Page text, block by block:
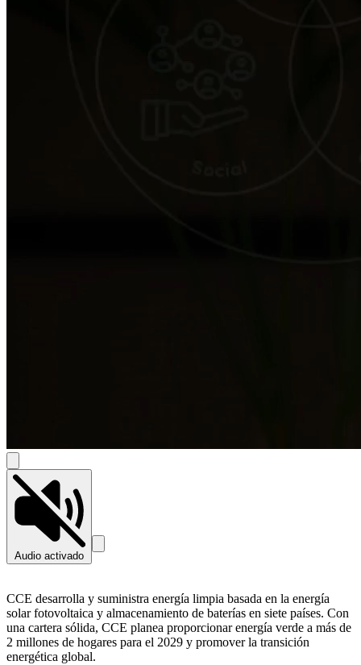
Audio activado
CCE desarrolla y suministra energía limpia basada en la energía
solar fotovoltaica y almacenamiento de baterías en siete países. Con
una cartera sólida, CCE planea proporcionar energía verde a más de
2 millones de hogares para el 2029 y promover la transición
energética global.